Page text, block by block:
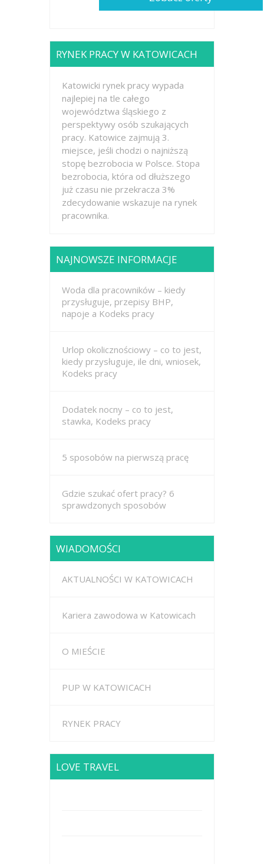
RYNEK PRACY W KATOWICACH
Katowicki rynek pracy wypada
najlepiej na tle całego
województwa śląskiego z
perspektywy osób szukających
pracy. Katowice zajmują 3.
miejsce, jeśli chodzi o najniższą
stopę bezrobocia w Polsce. Stopa
bezrobocia, która od dłuższego
już czasu nie przekracza 3%
zdecydowanie wskazuje na rynek
pracownika.
NAJNOWSZE INFORMACJE
Woda dla pracowników – kiedy
przysługuje, przepisy BHP,
napoje a Kodeks pracy
Urlop okolicznościowy – co to jest,
kiedy przysługuje, ile dni, wniosek,
Kodeks pracy
Dodatek nocny – co to jest,
stawka, Kodeks pracy
5 sposobów na pierwszą pracę
Gdzie szukać ofert pracy? 6
sprawdzonych sposobów
WIADOMOŚCI
AKTUALNOŚCI W KATOWICACH
Kariera zawodowa w Katowicach
O MIEŚCIE
PUP W KATOWICACH
RYNEK PRACY
LOVE TRAVEL